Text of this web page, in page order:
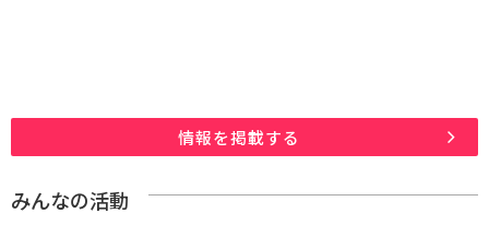
情報を掲載する
みんなの活動